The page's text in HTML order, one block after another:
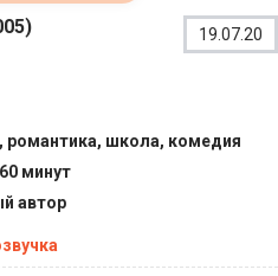
19.07.20
романтика, школа, комедия
минут
автор